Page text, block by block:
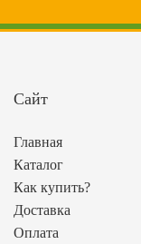
Сайт
Главная
Каталог
Как купить?
Доставка
Оплата